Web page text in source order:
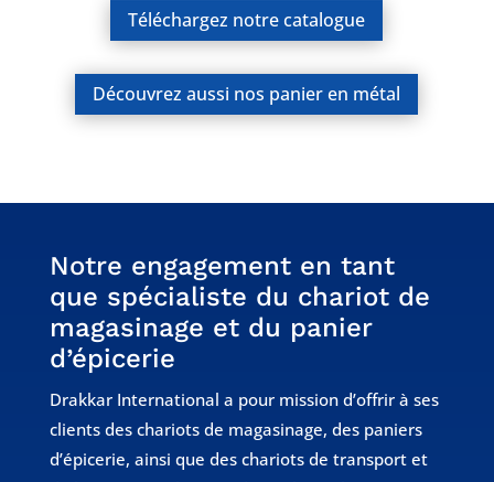
Téléchargez notre catalogue
Découvrez aussi nos panier en métal
Notre engagement en tant
que spécialiste du chariot de
magasinage et du panier
d’épicerie
Drakkar International a pour mission d’offrir à ses
clients des chariots de magasinage, des paniers
d’épicerie, ainsi que des chariots de transport et